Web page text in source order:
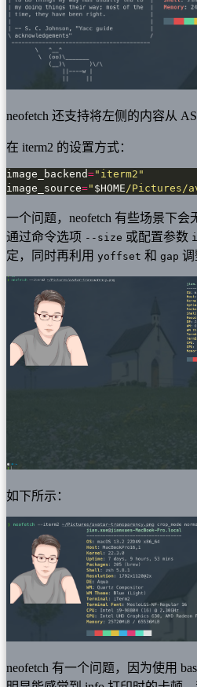
neofetch 还支持将左侧的内容从
在 iterm2 的设置方式：
image_backend="iterm2"
image_source=" $HOME /Pictures/
一个问题，neofetch 有些场景下
通过命令选项 --size 或配置参数
定，同时再利用 yoffset 和 gap 调
如下所示：
neofetch 有一个问题，因为使用